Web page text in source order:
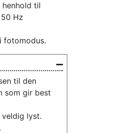
til
Hz
fotomodus.
til den
som gir best
lyst.